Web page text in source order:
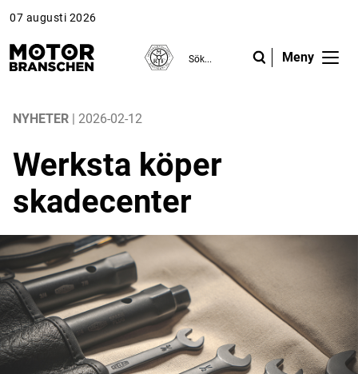
07 augusti 2026
Meny
Reportage
Fråga experterna
Platsbanken
Läs e-tidningen
NYHETER | 2026-02-12
Werksta köper
skadecenter